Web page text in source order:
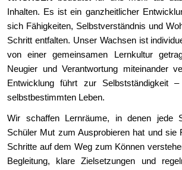
Inhalten. Es ist ein ganzheitlicher
sich Fähigkeiten, Selbstverständnis und
Schritt entfalten. Unser Wachsen ist
von einer gemeinsamen Lernkultur
Neugier und Verantwortung miteinander
Entwicklung führt zur Selbstständigkeit
selbstbestimmten Leben.
Wir schaffen Lernräume, in denen jede
Schüler Mut zum Ausprobieren hat und sie
Schritte auf dem Weg zum Können
Begleitung, klare Zielsetzungen und